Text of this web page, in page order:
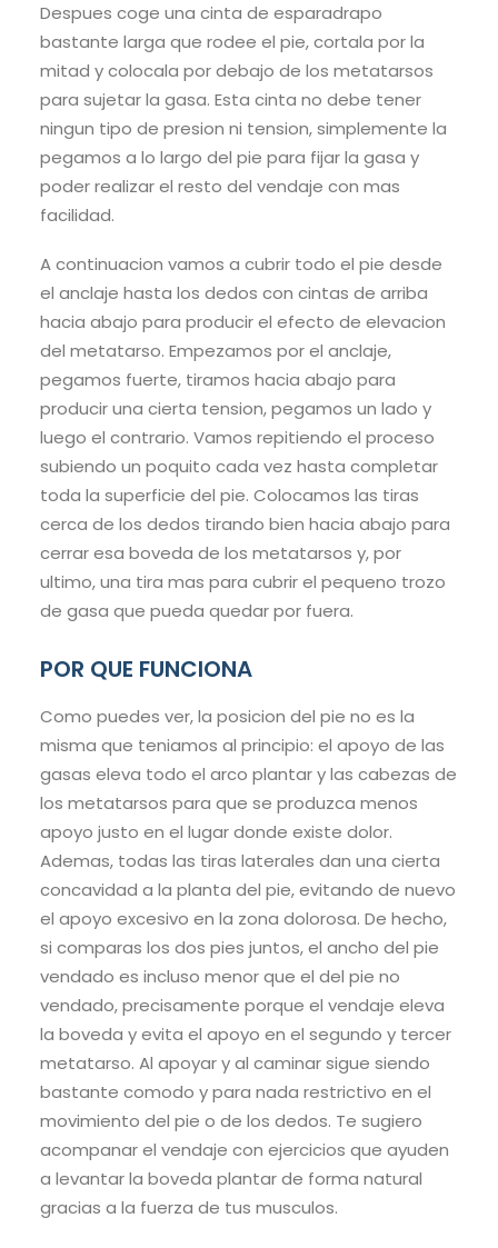
Despues coge una cinta de esparadrapo
bastante larga que rodee el pie, cortala por la
mitad y colocala por debajo de los metatarsos
para sujetar la gasa. Esta cinta no debe tener
ningun tipo de presion ni tension, simplemente la
pegamos a lo largo del pie para fijar la gasa y
poder realizar el resto del vendaje con mas
facilidad.
A continuacion vamos a cubrir todo el pie desde
el anclaje hasta los dedos con cintas de arriba
hacia abajo para producir el efecto de elevacion
del metatarso. Empezamos por el anclaje,
pegamos fuerte, tiramos hacia abajo para
producir una cierta tension, pegamos un lado y
luego el contrario. Vamos repitiendo el proceso
subiendo un poquito cada vez hasta completar
toda la superficie del pie. Colocamos las tiras
cerca de los dedos tirando bien hacia abajo para
cerrar esa boveda de los metatarsos y, por
ultimo, una tira mas para cubrir el pequeno trozo
de gasa que pueda quedar por fuera.
POR QUE FUNCIONA
Como puedes ver, la posicion del pie no es la
misma que teniamos al principio: el apoyo de las
gasas eleva todo el arco plantar y las cabezas de
los metatarsos para que se produzca menos
apoyo justo en el lugar donde existe dolor.
Ademas, todas las tiras laterales dan una cierta
concavidad a la planta del pie, evitando de nuevo
el apoyo excesivo en la zona dolorosa. De hecho,
si comparas los dos pies juntos, el ancho del pie
vendado es incluso menor que el del pie no
vendado, precisamente porque el vendaje eleva
la boveda y evita el apoyo en el segundo y tercer
metatarso. Al apoyar y al caminar sigue siendo
bastante comodo y para nada restrictivo en el
movimiento del pie o de los dedos. Te sugiero
acompanar el vendaje con ejercicios que ayuden
a levantar la boveda plantar de forma natural
gracias a la fuerza de tus musculos.